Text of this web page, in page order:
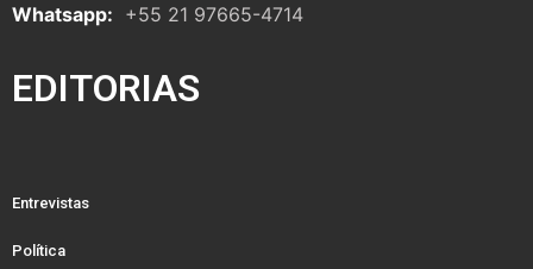
Whatsapp: +55 21 97665-4714
EDITORIAS
Entrevistas
Política